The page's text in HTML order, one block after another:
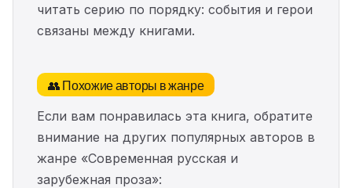
читать серию по порядку: события и герои
связаны между книгами.
👥 Похожие авторы в жанре
Если вам понравилась эта книга, обратите
внимание на других популярных авторов в
жанре «Современная русская и
зарубежная проза»: